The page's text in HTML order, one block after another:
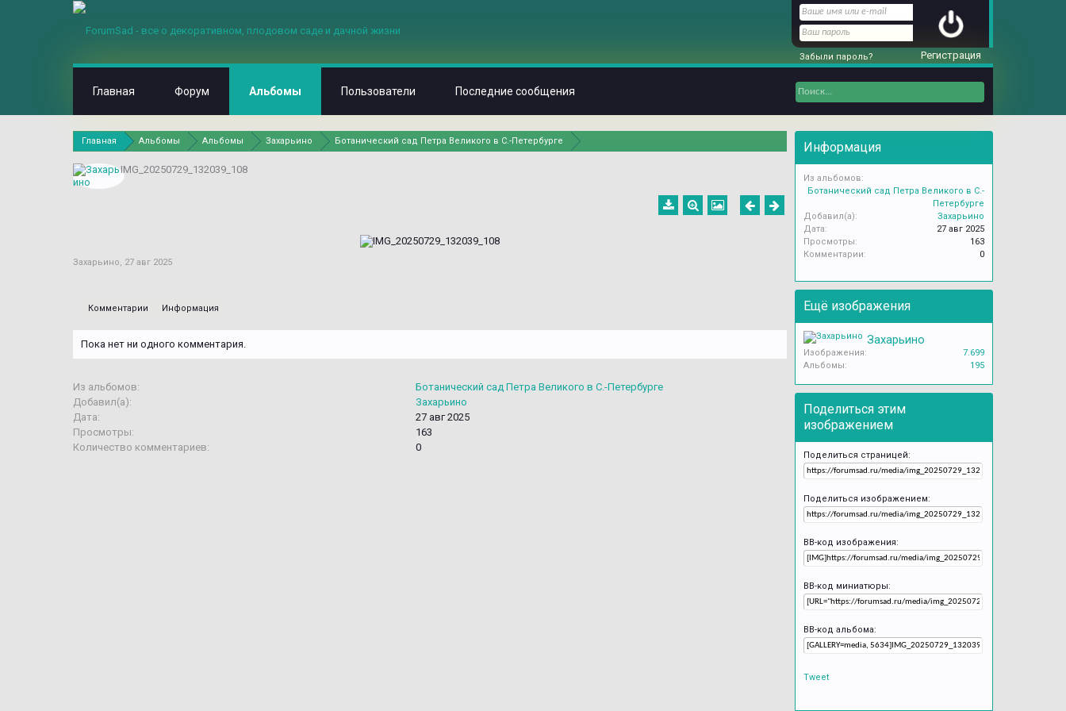
Главная Альбомы Альбомы Захарьино Ботанический сад Петра Великого в С.-Петербурге
IMG_20250729_132039_108
Захарьино, 27 авг 2025
Комментарии Информация
Пока нет ни одного комментария.
Из альбомов:
Ботанический сад Петра Великого в С.-Петербурге
Добавил(а):
Захарьино
Дата:
27 авг 2025
Просмотры:
163
Количество комментариев:
0
Информация
Из альбомов:
Ботанический сад Петра Великого в С.-
Петербурге
Добавил(а):
Захарьино
Дата:
27 авг 2025
Просмотры:
163
Комментарии:
0
Ещё изображения
Захарьино
Изображения:
7.699
Альбомы:
195
Поделиться этим
изображением
Поделиться страницей:
Поделиться изображением:
BB-код изображения:
BB-код миниатюры:
BB-код альбома:
Tweet
Забыли пароль? Регистрация
Главная Форум Альбомы Пользователи Последние сообщения